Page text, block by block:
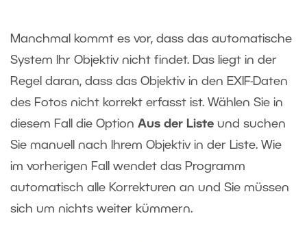
Manchmal kommt es vor, dass das automatische
System Ihr Objektiv nicht findet. Das liegt in der
Regel daran, dass das Objektiv in den EXIF-Daten
des Fotos nicht korrekt erfasst ist. Wählen Sie in
diesem Fall die Option Aus der Liste und suchen
Sie manuell nach Ihrem Objektiv in der Liste. Wie
im vorherigen Fall wendet das Programm
automatisch alle Korrekturen an und Sie müssen
sich um nichts weiter kümmern.